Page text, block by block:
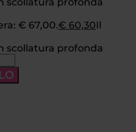
€ 67,00.€ 60,30Il
scollatura profonda